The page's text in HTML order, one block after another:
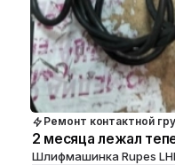
Ремонт контактной
2 месяца лежал
Шлифмашинка Rupes